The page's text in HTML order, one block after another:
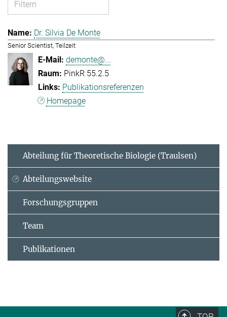
Dr. Silvia De Monte
Senior Scientist, Teilzeit
demonte@...
PinkR 55.2.5
Publikationsreferenzen
Homepage
Abteilung für Theoretische Biologie (Traulsen)
Abteilungswebsite
Forschungsgruppen
Team
Publikationen